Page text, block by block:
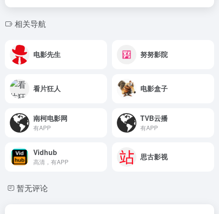
相关导航
电影先生 努努影院
看片狂人 电影盒子
南柯电影网
有APP
TVB云播
有APP
Vidhub
高清，有APP
思古影视
暂无评论